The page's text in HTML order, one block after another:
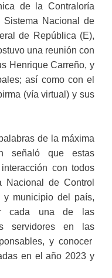
de la Contraloría
Nacional de
de República (E),
una reunión con
Henrique Carreño, y
así como con el
(vía virtual) y sus
de la máxima
señaló que estas
con todos
Nacional de Control
y municipio del país,
cada una de las
servidores en las
y conocer
en el año 2023 y